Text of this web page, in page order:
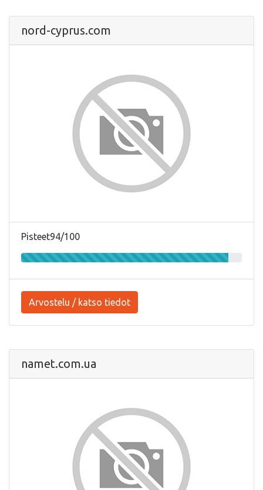
nord-cyprus.com
Pisteet94/100
Arvostelu / katso tiedot
namet.com.ua